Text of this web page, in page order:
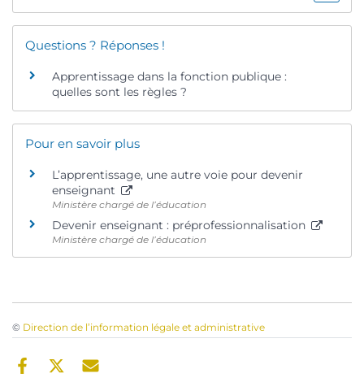
Questions ? Réponses !
Apprentissage dans la fonction publique :
quelles sont les règles ?
Pour en savoir plus
L’apprentissage, une autre voie pour devenir
enseignant
Ministère chargé de l’éducation
Devenir enseignant : préprofessionnalisation
Ministère chargé de l’éducation
© Direction de l’information légale et administrative